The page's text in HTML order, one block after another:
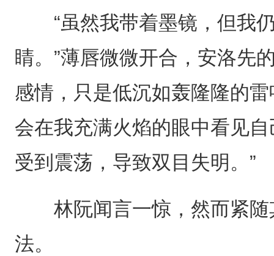
“虽然我带着墨镜，但我仍
睛。”薄唇微微开合，安洛先
感情，只是低沉如轰隆隆的
会在我充满火焰的眼中看见
受到震荡，导致双目失明。”
林阮闻言一惊，然而紧随
法。